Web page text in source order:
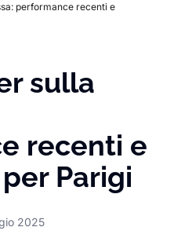
performance recenti e
sulla
recenti e
Parigi
2025